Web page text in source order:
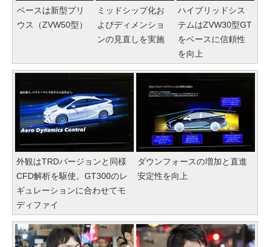
ベースは新型プリ
ウス（ZVW50型）
ミッドシップ化お
よびディメンショ
ンの見直しを実施
ハイブリッドシス
テムはZVW30型GT
をベースに信頼性
を向上
外観はTRDバージョンと同様
CFD解析を駆使。GT300のレ
ギュレーションに合わせてモ
ディファイ
ダウンフォースの増加と直進
安定性を向上